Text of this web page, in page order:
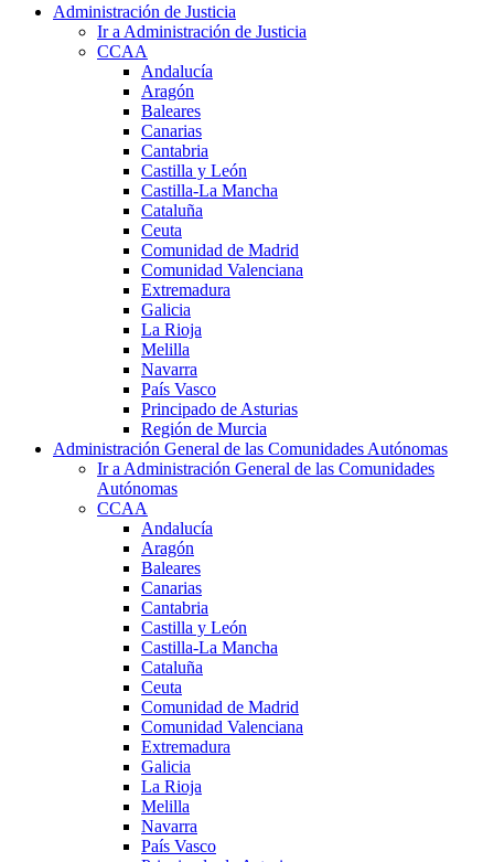
Administración de Justicia
Ir a Administración de Justicia
CCAA
Andalucía
Aragón
Baleares
Canarias
Cantabria
Castilla y León
Castilla-La Mancha
Cataluña
Ceuta
Comunidad de Madrid
Comunidad Valenciana
Extremadura
Galicia
La Rioja
Melilla
Navarra
País Vasco
Principado de Asturias
Región de Murcia
Administración General de las Comunidades Autónomas
Ir a Administración General de las Comunidades
Autónomas
CCAA
Andalucía
Aragón
Baleares
Canarias
Cantabria
Castilla y León
Castilla-La Mancha
Cataluña
Ceuta
Comunidad de Madrid
Comunidad Valenciana
Extremadura
Galicia
La Rioja
Melilla
Navarra
País Vasco